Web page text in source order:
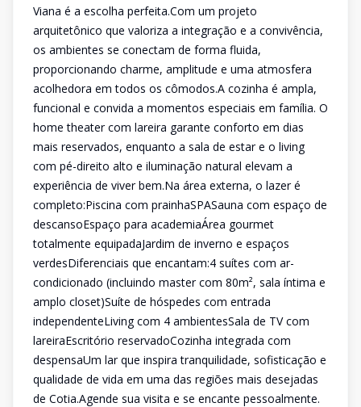
Viana é a escolha perfeita.Com um projeto
arquitetônico que valoriza a integração e a convivência,
os ambientes se conectam de forma fluida,
proporcionando charme, amplitude e uma atmosfera
acolhedora em todos os cômodos.A cozinha é ampla,
funcional e convida a momentos especiais em família. O
home theater com lareira garante conforto em dias
mais reservados, enquanto a sala de estar e o living
com pé-direito alto e iluminação natural elevam a
experiência de viver bem.Na área externa, o lazer é
completo:Piscina com prainhaSPASauna com espaço de
descansoEspaço para academiaÁrea gourmet
totalmente equipadaJardim de inverno e espaços
verdesDiferenciais que encantam:4 suítes com ar-
condicionado (incluindo master com 80m², sala íntima e
amplo closet)Suíte de hóspedes com entrada
independenteLiving com 4 ambientesSala de TV com
lareiraEscritório reservadoCozinha integrada com
despensaUm lar que inspira tranquilidade, sofisticação e
qualidade de vida em uma das regiões mais desejadas
de Cotia.Agende sua visita e se encante pessoalmente.